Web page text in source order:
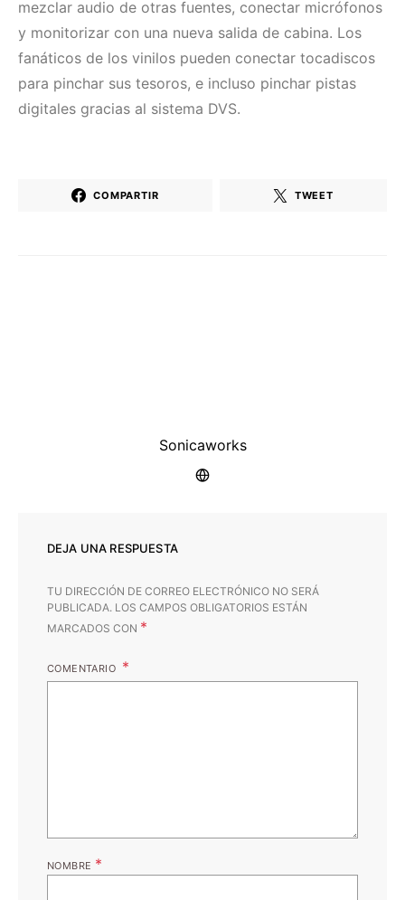
mezclar audio de otras fuentes, conectar micrófonos
y monitorizar con una nueva salida de cabina. Los
fanáticos de los vinilos pueden conectar tocadiscos
para pinchar sus tesoros, e incluso pinchar pistas
digitales gracias al sistema DVS.
COMPARTIR TWEET
Sonicaworks
DEJA UNA RESPUESTA
TU DIRECCIÓN DE CORREO ELECTRÓNICO NO SERÁ
PUBLICADA. LOS CAMPOS OBLIGATORIOS ESTÁN
MARCADOS CON *
COMENTARIO
NOMBRE *